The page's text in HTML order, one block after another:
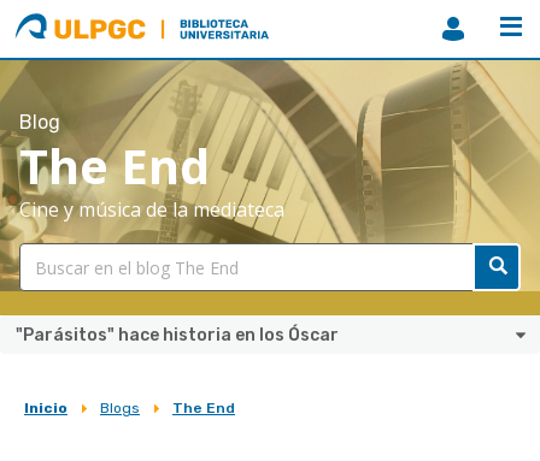
ULPGC
Biblioteca
ULPGC
Blog
The End
Cine y música de la mediateca
"Parásitos" hace historia en los Óscar
Sobrescribir
Inicio Blogs The End